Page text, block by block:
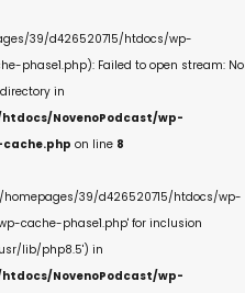
39/d426520715/htdocs/wp-
phase1.php): Failed to open stream: No
in
NovenoPodcast/wp-
on line 8
homepages/39/d426520715/htdocs/wp-
cache-phase1.php' for inclusion
lib/php8.5') in
NovenoPodcast/wp-